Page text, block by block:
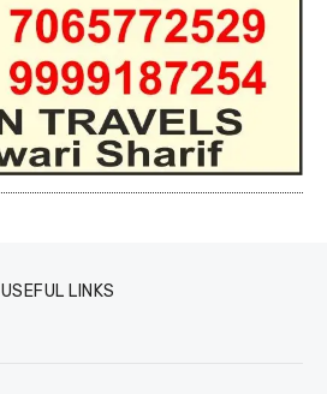
USEFUL LINKS